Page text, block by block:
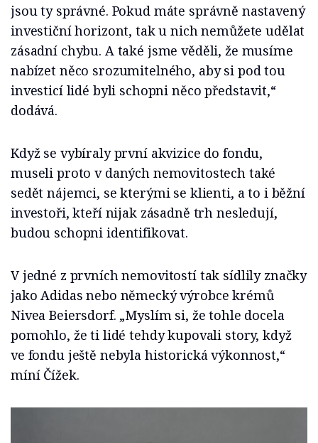
jsou ty správné. Pokud máte správně nastavený
investiční horizont, tak u nich nemůžete udělat
zásadní chybu. A také jsme věděli, že musíme
nabízet něco srozumitelného, aby si pod tou
investicí lidé byli schopni něco představit,“
dodává.
Když se vybíraly první akvizice do fondu,
museli proto v daných nemovitostech také
sedět nájemci, se kterými se klienti, a to i běžní
investoři, kteří nijak zásadně trh nesledují,
budou schopni identifikovat.
V jedné z prvních nemovitostí tak sídlily značky
jako Adidas nebo německý výrobce krémů
Nivea Beiersdorf. „Myslím si, že tohle docela
pomohlo, že ti lidé tehdy kupovali story, když
ve fondu ještě nebyla historická výkonnost,“
míní Čížek.